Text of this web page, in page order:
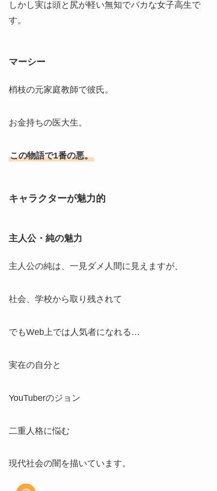
しかし実は頭と尻が軽い無知でバカな女子高生で
す。
マーシー
梢枝の元家庭教師で彼氏。
お金持ちの医大生。
この物語で1番の悪。
キャラクターが魅力的
主人公・純の魅力
主人公の純は、一見ダメ人間に見えますが、
社会、学校から取り残されて
でもWeb上では人気者になれる…
実在の自分と
YouTuberのジョン
二重人格に悩む
現代社会の闇を描いています。